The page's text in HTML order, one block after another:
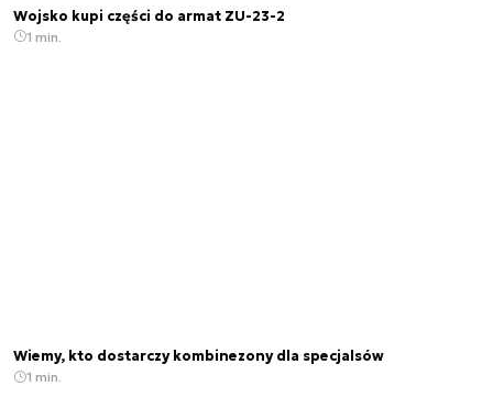
Wojsko kupi części do armat ZU-23-2
1 min.
Wiemy, kto dostarczy kombinezony dla specjalsów
1 min.